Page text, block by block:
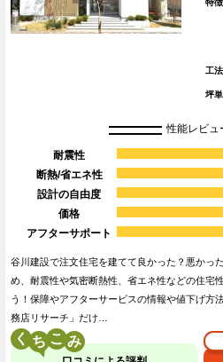
特徴
工法
坪
性能レビュ
耐震性
断熱/省エネ性
設計の自由度
価格
アフターサポート
谷川建設で注文住宅を建てて良かった？悪かっ
め、耐震性や気密断熱性、省エネ性などの住宅
う！保障やアフターサービスの情報や値下げ方
務店リサーチ」だけ…
く こ